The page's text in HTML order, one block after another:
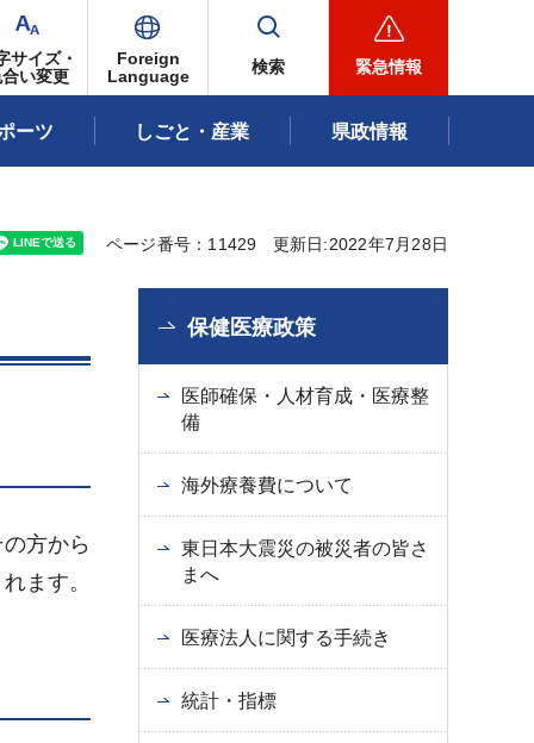
サイズ・
い変更
Foreign
Language
検索 緊急情報
ーツ しごと・産業 県政情報
ページ番号：11429 更新日:2022年7月28日
方から
ます。
保健医療政策
医師確保・人材育成・医療整
備
海外療養費について
東日本大震災の被災者の皆さ
まへ
医療法人に関する手続き
統計・指標